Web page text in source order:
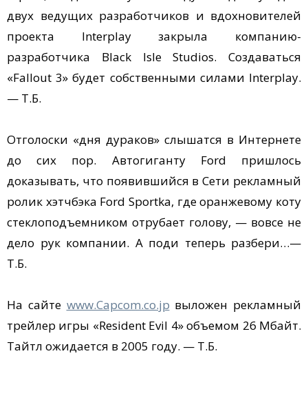
двух ведущих разработчиков и вдохновителей
проекта Interplay закрыла компанию-
разработчика Black Isle Studios. Создаваться
«Fallout 3» будет собственными силами Interplay.
— Т.Б.
Отголоски «дня дураков» слышатся в Интернете
до сих пор. Автогиганту Ford пришлось
доказывать, что появившийся в Сети рекламный
ролик хэтчбэка Ford Sportka, где оранжевому коту
стеклоподъемником отрубает голову, — вовсе не
дело рук компании. А поди теперь разбери…—
Т.Б.
На сайте www.Capcom.co.jp выложен рекламный
трейлер игры «Resident Evil 4» объемом 26 Мбайт.
Тайтл ожидается в 2005 году. — Т.Б.